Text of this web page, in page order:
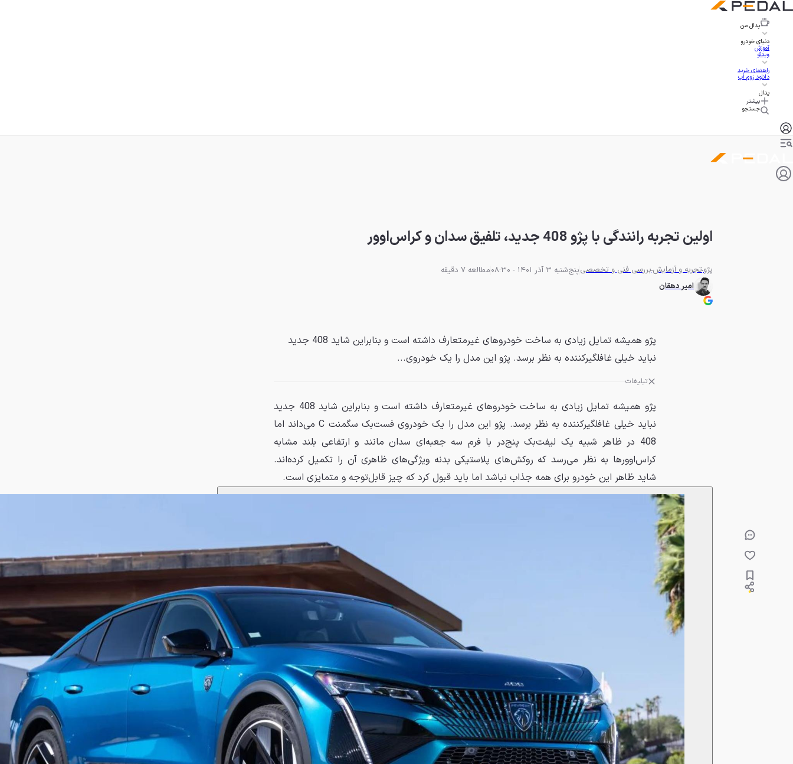
پدال من
دنیای خودرو
آموزش
ویدئو
راهنمای خرید
دانلود زوم اپ
پدال
بیشتر
جستجو
اولین تجربه رانندگی با پژو 408 جدید، تلفیق سدان و کراس‌اوور
پژوتجربه و آزمایشبررسی فنی و تخصصیپنج‌شنبه 3 آذر 1401 - 08:30
مطالعه 7 دقیقه
امیر دهقان
پژو همیشه تمایل زیادی به ساخت خودروهای غیرمتعارف داشته است و بنابراین شاید 408 جدید
نباید خیلی غافلگیرکننده به نظر برسد. پژو این مدل را یک خودروی...
تبلیغات
پژو همیشه تمایل زیادی به ساخت خودروهای غیرمتعارف داشته است و بنابراین شاید 408 جدید
نباید خیلی غافلگیرکننده به نظر برسد. پژو این مدل را یک خودروی فست‌بک سگمنت C می‌داند اما
408 در ظاهر شبیه یک لیفت‌بک پنج‌در با فرم سه جعبه‌ای سدان مانند و ارتفاعی بلند مشابه
کراس‌اوورها به نظر می‌رسد که روکش‌های پلاستیکی بدنه ویژگی‌های ظاهری آن را تکمیل کرده‌اند.
شاید ظاهر این خودرو برای همه جذاب نباشد اما باید قبول کرد که چیز قابل‌توجه و متمایزی است.